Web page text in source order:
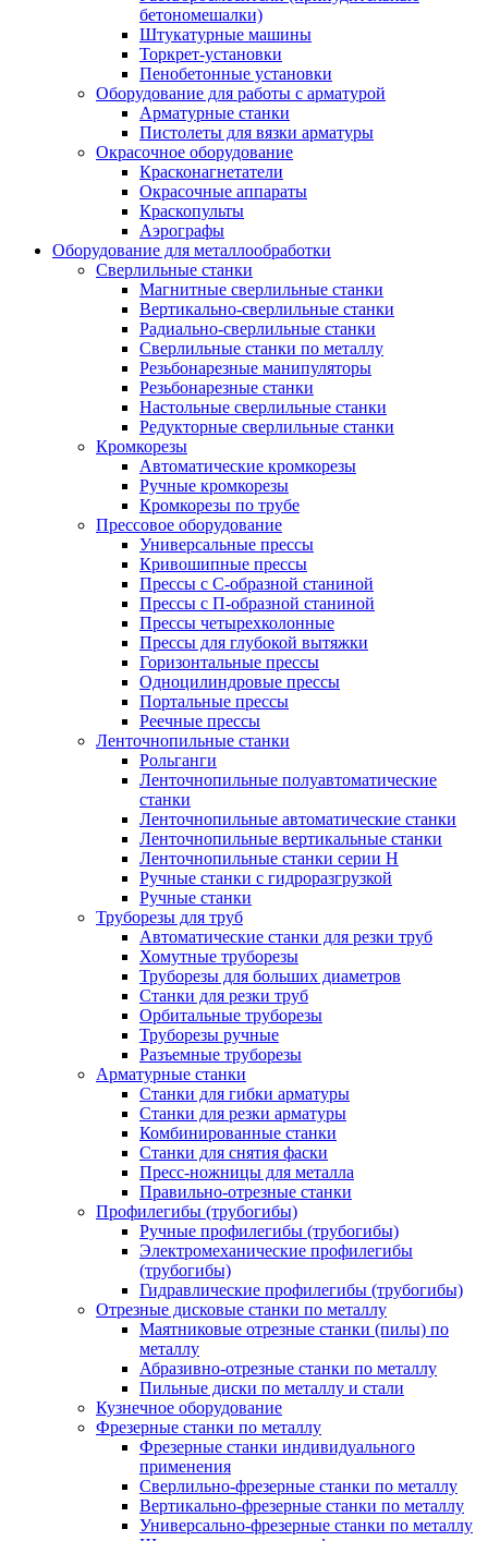
бетономешалки)
Штукатурные машины
Торкрет-установки
Пенобетонные установки
Оборудование для работы с арматурой
Арматурные станки
Пистолеты для вязки арматуры
Окрасочное оборудование
Красконагнетатели
Окрасочные аппараты
Краскопульты
Аэрографы
Оборудование для металлообработки
Сверлильные станки
Магнитные сверлильные станки
Вертикально-сверлильные станки
Радиально-сверлильные станки
Сверлильные станки по металлу
Резьбонарезные манипуляторы
Резьбонарезные станки
Настольные сверлильные станки
Редукторные сверлильные станки
Кромкорезы
Автоматические кромкорезы
Ручные кромкорезы
Кромкорезы по трубе
Прессовое оборудование
Универсальные прессы
Кривошипные прессы
Прессы с С-образной станиной
Прессы с П-образной станиной
Прессы четырехколонные
Прессы для глубокой вытяжки
Горизонтальные прессы
Одноцилиндровые прессы
Портальные прессы
Реечные прессы
Ленточнопильные станки
Рольганги
Ленточнопильные полуавтоматические
станки
Ленточнопильные автоматические станки
Ленточнопильные вертикальные станки
Ленточнопильные станки серии H
Ручные станки с гидроразгрузкой
Ручные станки
Труборезы для труб
Автоматические станки для резки труб
Хомутные труборезы
Труборезы для больших диаметров
Станки для резки труб
Орбитальные труборезы
Труборезы ручные
Разъемные труборезы
Арматурные станки
Станки для гибки арматуры
Станки для резки арматуры
Комбинированные станки
Станки для снятия фаски
Пресс-ножницы для металла
Правильно-отрезные станки
Профилегибы (трубогибы)
Ручные профилегибы (трубогибы)
Электромеханические профилегибы
(трубогибы)
Гидравлические профилегибы (трубогибы)
Отрезные дисковые станки по металлу
Маятниковые отрезные станки (пилы) по
металлу
Абразивно-отрезные станки по металлу
Пильные диски по металлу и стали
Кузнечное оборудование
Фрезерные станки по металлу
Фрезерные станки индивидуального
применения
Сверлильно-фрезерные станки по металлу
Вертикально-фрезерные станки по металлу
Универсально-фрезерные станки по металлу